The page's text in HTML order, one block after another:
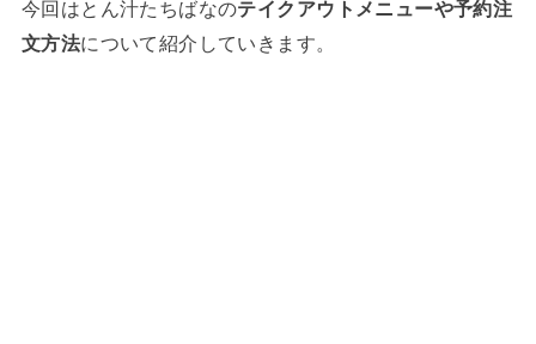
今回はとん汁たちばなのテイクアウトメニューや予約注
文方法について紹介していきます。